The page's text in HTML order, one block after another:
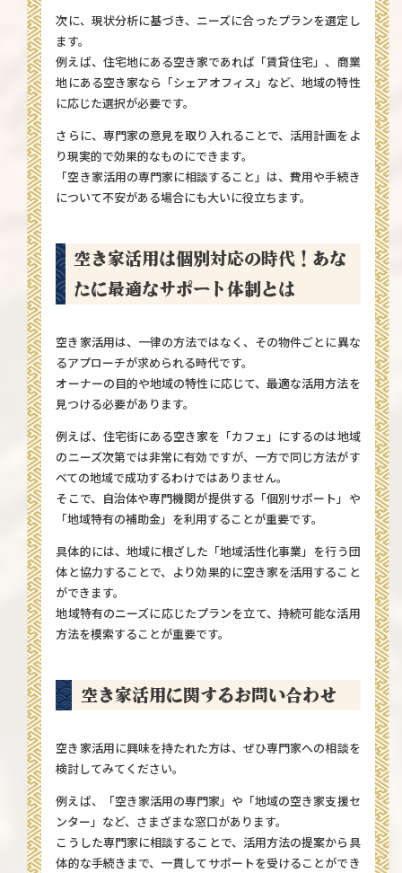
次に、現状分析に基づき、ニーズに合ったプランを選定し
ます。
例えば、住宅地にある空き家であれば「賃貸住宅」、商業
地にある空き家なら「シェアオフィス」など、地域の特性
に応じた選択が必要です。
さらに、専門家の意見を取り入れることで、活用計画をよ
り現実的で効果的なものにできます。
「空き家活用の専門家に相談すること」は、費用や手続き
について不安がある場合にも大いに役立ちます。
空き家活用は個別対応の時代！あな
たに最適なサポート体制とは
空き家活用は、一律の方法ではなく、その物件ごとに異な
るアプローチが求められる時代です。
オーナーの目的や地域の特性に応じて、最適な活用方法を
見つける必要があります。
例えば、住宅街にある空き家を「カフェ」にするのは地域
のニーズ次第では非常に有効ですが、一方で同じ方法がす
べての地域で成功するわけではありません。
そこで、自治体や専門機関が提供する「個別サポート」や
「地域特有の補助金」を利用することが重要です。
具体的には、地域に根ざした「地域活性化事業」を行う団
体と協力することで、より効果的に空き家を活用すること
ができます。
地域特有のニーズに応じたプランを立て、持続可能な活用
方法を模索することが重要です。
空き家活用に関するお問い合わせ
空き家活用に興味を持たれた方は、ぜひ専門家への相談を
検討してみてください。
例えば、「空き家活用の専門家」や「地域の空き家支援セ
ンター」など、さまざまな窓口があります。
こうした専門家に相談することで、活用方法の提案から具
体的な手続きまで、一貫してサポートを受けることができ